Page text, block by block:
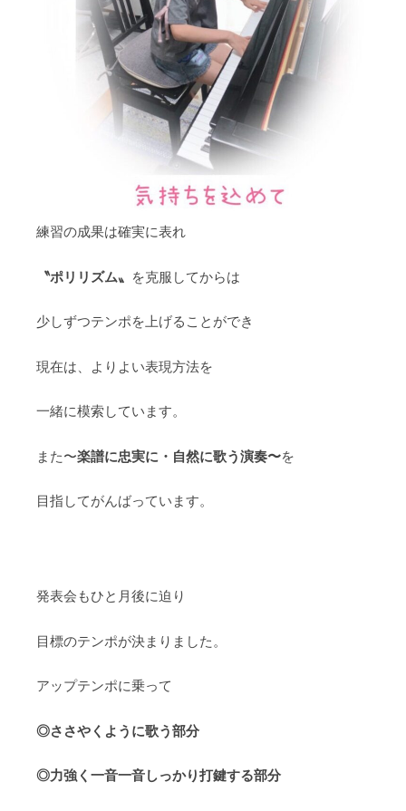
練習の成果は確実に表れ
〝ポリリズム〟 を克服してからは
少しずつテンポを上げることができ
現在は、よりよい表現方法を
一緒に模索しています。
また〜楽譜に忠実に・自然に歌う演奏〜を
目指してがんばっています。
発表会もひと月後に迫り
目標のテンポが決まりました。
アップテンポに乗って
◎ささやくように歌う部分
◎力強く一音一音しっかり打鍵する部分